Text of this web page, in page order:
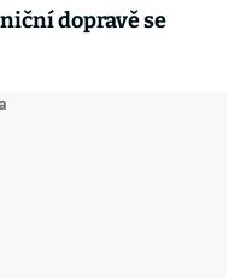
dopravě se